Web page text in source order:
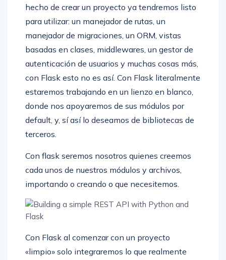
hecho de crear un proyecto ya tendremos listo
para utilizar: un manejador de rutas, un
manejador de migraciones, un ORM, vistas
basadas en clases, middlewares, un gestor de
autenticación de usuarios y muchas cosas más,
con Flask esto no es así. Con Flask literalmente
estaremos trabajando en un lienzo en blanco,
donde nos apoyaremos de sus módulos por
default, y, sí así lo deseamos de bibliotecas de
terceros.
Con flask seremos nosotros quienes creemos
cada unos de nuestros módulos y archivos,
importando o creando o que necesitemos.
Con Flask al comenzar con un proyecto
«limpio» solo integraremos lo que realmente